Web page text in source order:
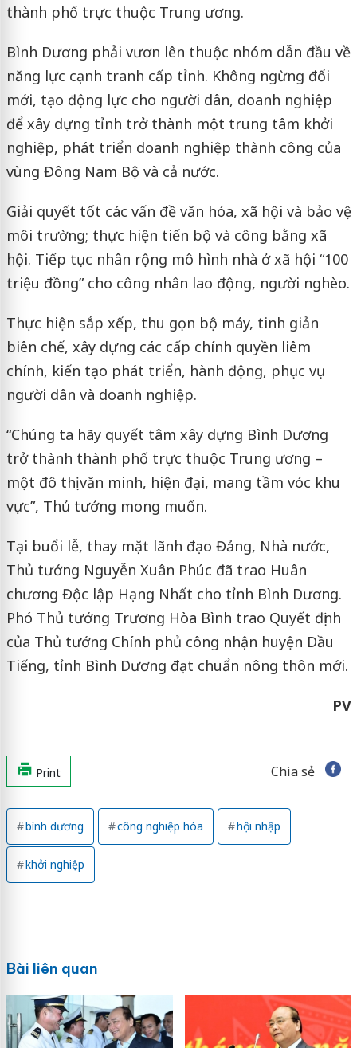
thành phố trực thuộc Trung ương.
Bình Dương phải vươn lên thuộc nhóm dẫn đầu về
năng lực cạnh tranh cấp tỉnh. Không ngừng đổi
mới, tạo động lực cho người dân, doanh nghiệp
để xây dựng tỉnh trở thành một trung tâm khởi
nghiệp, phát triển doanh nghiệp thành công của
vùng Đông Nam Bộ và cả nước.
Giải quyết tốt các vấn đề văn hóa, xã hội và bảo vệ
môi trường; thực hiện tiến bộ và công bằng xã
hội. Tiếp tục nhân rộng mô hình nhà ở xã hội “100
triệu đồng” cho công nhân lao động, người nghèo.
Thực hiện sắp xếp, thu gọn bộ máy, tinh giản
biên chế, xây dựng các cấp chính quyền liêm
chính, kiến tạo phát triển, hành động, phục vụ
người dân và doanh nghiệp.
“Chúng ta hãy quyết tâm xây dựng Bình Dương
trở thành thành phố trực thuộc Trung ương –
một đô thị văn minh, hiện đại, mang tầm vóc khu
vực”, Thủ tướng mong muốn.
Tại buổi lễ, thay mặt lãnh đạo Đảng, Nhà nước,
Thủ tướng Nguyễn Xuân Phúc đã trao Huân
chương Độc lập Hạng Nhất cho tỉnh Bình Dương.
Phó Thủ tướng Trương Hòa Bình trao Quyết định
của Thủ tướng Chính phủ công nhận huyện Dầu
Tiếng, tỉnh Bình Dương đạt chuẩn nông thôn mới.
PV
Print Chia sẻ
bình dương công nghiệp hóa hội nhập
khởi nghiệp
Bài liên quan